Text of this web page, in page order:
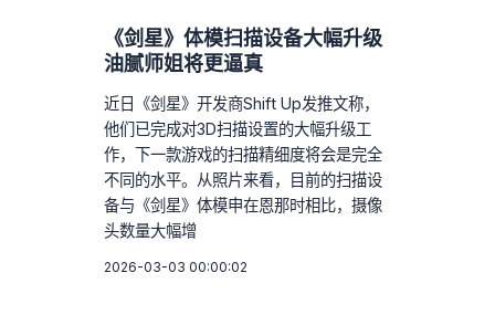
《剑星》体模扫描设备大幅升级
油腻师姐将更逼真
近日《剑星》开发商Shift Up发推文称，
他们已完成对3D扫描设置的大幅升级工
作，下一款游戏的扫描精细度将会是完全
不同的水平。从照片来看，目前的扫描设
备与《剑星》体模申在恩那时相比，摄像
头数量大幅增
2026-03-03 00:00:02